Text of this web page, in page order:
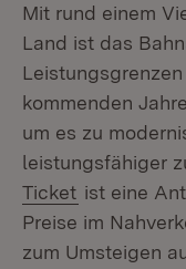
Mit rund einem
Land ist das
kommenden
um es zu
leistungsfähiger
Ticket (Öffnet in
ist eine
Preise im
zum Umsteigen